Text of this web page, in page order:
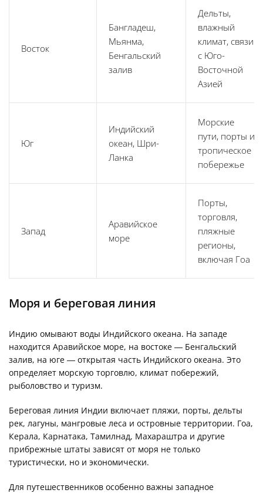
Восток
Бангладеш,
Мьянма,
Бенгальский
залив
Дельты,
влажный
климат, связи
с Юго-
Восточной
Азией
Юг
Индийский
океан, Шри-
Ланка
Морские
пути, порты и
тропическое
побережье
Запад
Аравийское
море
Порты,
торговля,
пляжные
регионы,
включая Гоа
Моря и береговая линия
Индию омывают воды Индийского океана. На западе
находится Аравийское море, на востоке — Бенгальский
залив, на юге — открытая часть Индийского океана. Это
определяет морскую торговлю, климат побережий,
рыболовство и туризм.
Береговая линия Индии включает пляжи, порты, дельты
рек, лагуны, мангровые леса и островные территории. Гоа,
Керала, Карнатака, Тамилнад, Махараштра и другие
прибрежные штаты зависят от моря не только
туристически, но и экономически.
Для путешественников особенно важны западное